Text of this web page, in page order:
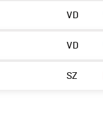
VD
VD
SZ